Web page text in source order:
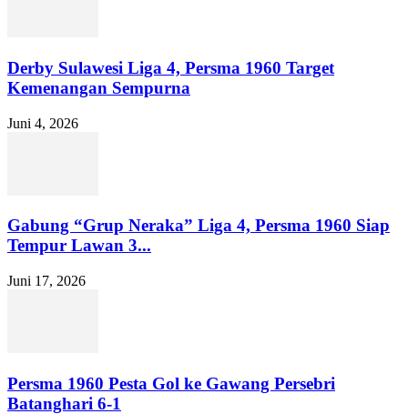
Derby Sulawesi Liga 4, Persma 1960 Target
Kemenangan Sempurna
Juni 4, 2026
Gabung “Grup Neraka” Liga 4, Persma 1960 Siap
Tempur Lawan 3...
Juni 17, 2026
Persma 1960 Pesta Gol ke Gawang Persebri
Batanghari 6-1